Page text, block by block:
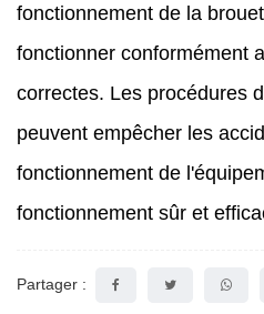
fonctionnement de la
fonctionner conformément
correctes. Les procédures
peuvent empêcher les
fonctionnement de
fonctionnement sûr et
Partager :